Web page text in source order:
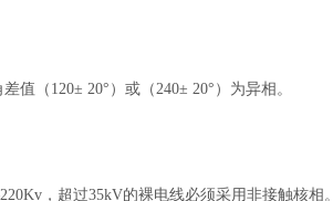
（120± 20°）或（240± 20°）为异相。
，超过35kV的裸电线必须采用非接触核相。